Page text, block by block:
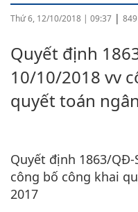
Thứ 6, 12/10/2018 | 09:37 | 849
Quyết định
10/10/2018 vv
quyết toán
Quyết định 1863/QĐ-
công bố công khai
2017